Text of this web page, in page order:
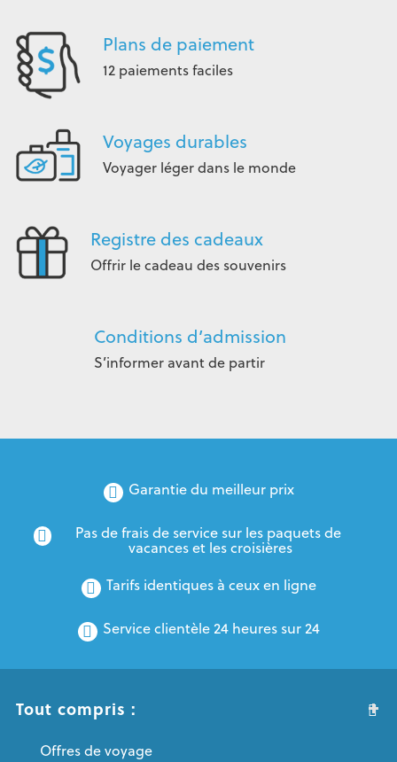
Plans de paiement
12 paiements faciles
Voyages durables
Voyager léger dans le monde
Registre des cadeaux
Offrir le cadeau des souvenirs
Conditions d’admission
S’informer avant de partir
Garantie du meilleur prix
Pas de frais de service sur les paquets de
vacances et les croisières
Tarifs identiques à ceux en ligne
Service clientèle 24 heures sur 24
Tout compris :
Offres de voyage